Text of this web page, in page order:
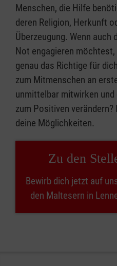
Menschen, die Hilfe
deren Religion, Herkunft
Überzeugung. Wenn auch
Not engagieren
genau das Richtige für
zum Mitmenschen an
unmittelbar mitwirken
zum Positiven
deine Möglichkeiten.
Zu den
Bewirb dich jetzt auf
den Maltesern in